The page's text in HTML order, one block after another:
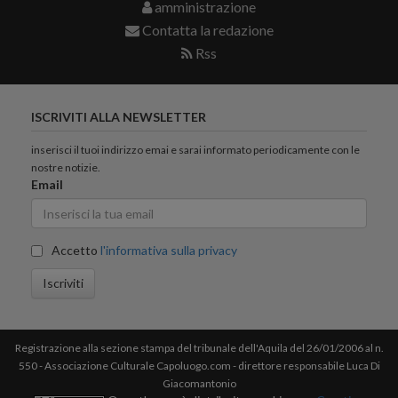
amministrazione
Contatta la redazione
Rss
ISCRIVITI ALLA NEWSLETTER
inserisci il tuoi indirizzo emai e sarai informato periodicamente con le
nostre notizie.
Email
Accetto l'informativa sulla privacy
Iscriviti
Registrazione alla sezione stampa del tribunale dell'Aquila del 26/01/2006 al n.
550 - Associazione Culturale Capoluogo.com - direttore responsabile Luca Di
Giacomantonio